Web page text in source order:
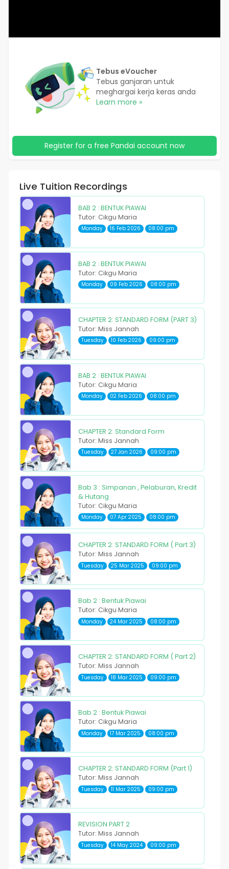
Tebus eVoucher
Tebus ganjaran untuk
meghargai kerja keras anda
Learn more »
Register for a free Pandai account now
Live Tuition Recordings
BAB 2 : BENTUK PIAWAI
Tutor: Cikgu Maria
Monday 16 Feb 2026 08:00 pm
BAB 2 : BENTUK PIAWAI
Tutor: Cikgu Maria
Monday 09 Feb 2026 08:00 pm
CHAPTER 2: STANDARD FORM (PART 3)
Tutor: Miss Jannah
Tuesday 10 Feb 2026 09:00 pm
BAB 2 : BENTUK PIAWAI
Tutor: Cikgu Maria
Monday 02 Feb 2026 08:00 pm
CHAPTER 2: Standard Form
Tutor: Miss Jannah
Tuesday 27 Jan 2026 09:00 pm
Bab 3 : Simpanan , Pelaburan, Kredit
& Hutang
Tutor: Cikgu Maria
Monday 07 Apr 2025 08:00 pm
CHAPTER 2: STANDARD FORM ( Part 3)
Tutor: Miss Jannah
Tuesday 25 Mar 2025 09:00 pm
Bab 2 : Bentuk Piawai
Tutor: Cikgu Maria
Monday 24 Mar 2025 08:00 pm
CHAPTER 2: STANDARD FORM ( Part 2)
Tutor: Miss Jannah
Tuesday 18 Mar 2025 09:00 pm
Bab 2 : Bentuk Piawai
Tutor: Cikgu Maria
Monday 17 Mar 2025 08:00 pm
CHAPTER 2: STANDARD FORM (Part 1)
Tutor: Miss Jannah
Tuesday 11 Mar 2025 09:00 pm
REVISION PART 2
Tutor: Miss Jannah
Tuesday 14 May 2024 09:00 pm